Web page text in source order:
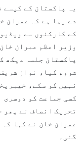
یہ پاکستان کے کیسے
دے رہا ہے کہ عمران
کے کارکنوں سے
پاکستان جلسہ دیکھ
شروع کیا، نواز
نہیں کر سکے،
کسی جماعت کو دوسری
تحریک انصاف نے پھر
گئی۔